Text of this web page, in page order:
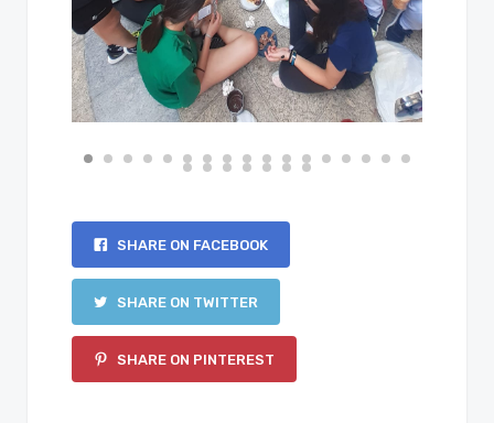
SHARE ON FACEBOOK
SHARE ON TWITTER
SHARE ON PINTEREST